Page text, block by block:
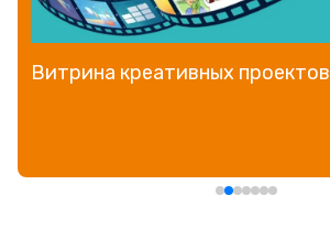
Витрина креативных проектов